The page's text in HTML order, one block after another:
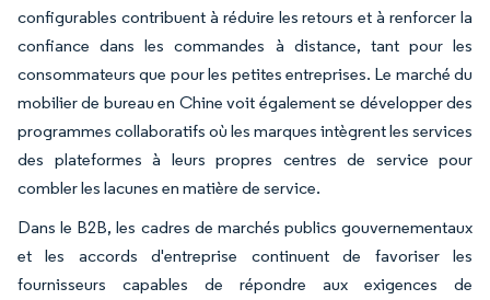
configurables contribuent à réduire les retours et à renforcer la
confiance dans les commandes à distance, tant pour les
consommateurs que pour les petites entreprises. Le marché du
mobilier de bureau en Chine voit également se développer des
programmes collaboratifs où les marques intègrent les services
des plateformes à leurs propres centres de service pour
combler les lacunes en matière de service.
Dans le B2B, les cadres de marchés publics gouvernementaux
et les accords d'entreprise continuent de favoriser les
fournisseurs capables de répondre aux exigences de